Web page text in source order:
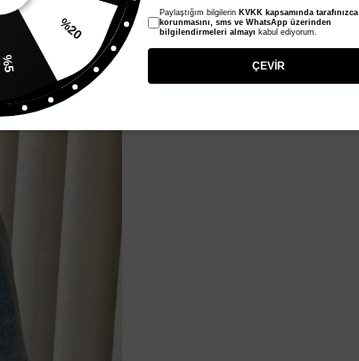
%20
%5
Paylaştığım bilgilerin KVKK kapsamında tarafınızca
korunmasını, sms ve WhatsApp üzerinden
bilgilendirmeleri almayı kabul ediyorum.
ÇEVİR